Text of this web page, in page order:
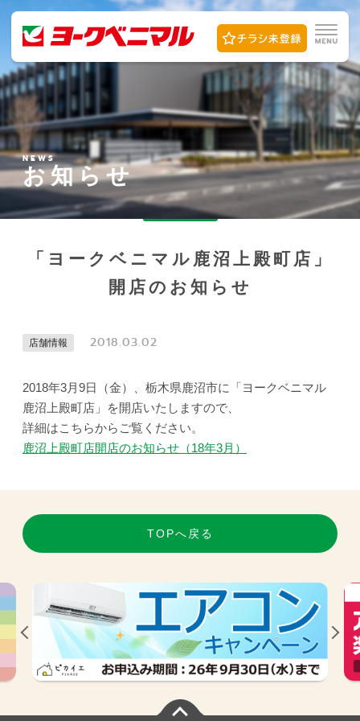
NEWS
お知らせ
「ヨークベニマル鹿沼上殿町店」
開店のお知らせ
店舗情報 2018.03.02
2018年3月9日（金）、栃木県鹿沼市に「ヨークベニマル
鹿沼上殿町店」を開店いたしますので、
詳細はこちらからご覧ください。
鹿沼上殿町店開店のお知らせ（18年3月）
TOPへ戻る